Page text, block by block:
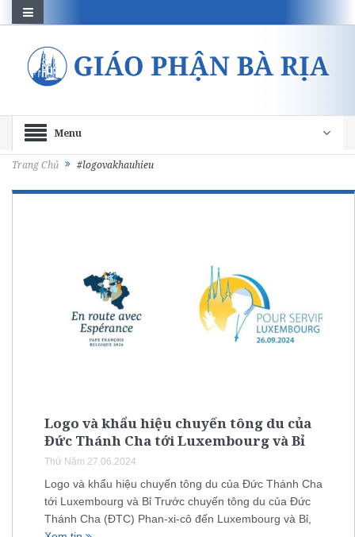
Menu
Trang Chủ #logovakhauhieu
Logo và khẩu hiệu chuyến tông du của
Đức Thánh Cha tới Luxembourg và Bỉ
Thứ Năm 27.06.2024
Logo và khẩu hiệu chuyến tông du của Đức Thánh Cha
tới Luxembourg và Bỉ Trước chuyến tông du của Đức
Thánh Cha (ĐTC) Phan-xi-cô đến Luxembourg và Bỉ,